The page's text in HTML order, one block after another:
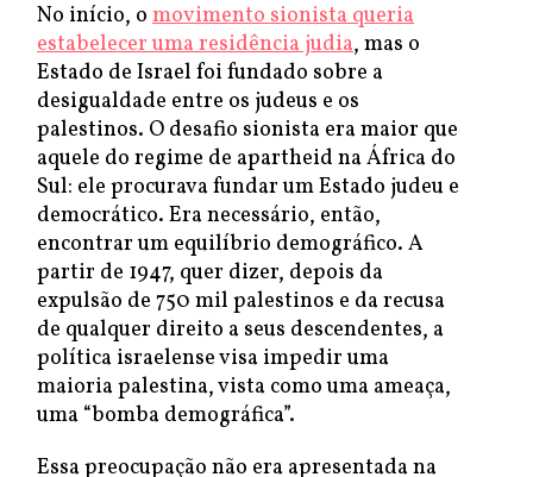
No início, o movimento sionista queria
estabelecer uma residência judia, mas o
Estado de Israel foi fundado sobre a
desigualdade entre os judeus e os
palestinos. O desafio sionista era maior que
aquele do regime de apartheid na África do
Sul: ele procurava fundar um Estado judeu e
democrático. Era necessário, então,
encontrar um equilíbrio demográfico. A
partir de 1947, quer dizer, depois da
expulsão de 750 mil palestinos e da recusa
de qualquer direito a seus descendentes, a
política israelense visa impedir uma
maioria palestina, vista como uma ameaça,
uma “bomba demográfica”.
Essa preocupação não era apresentada na